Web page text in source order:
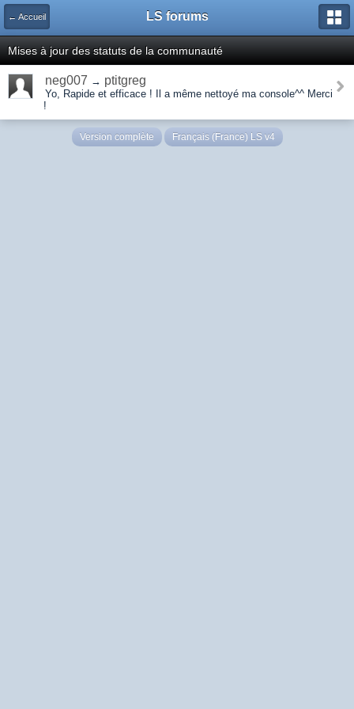
← Accueil LS forums
Mises à jour des statuts de la communauté
neg007 → ptitgreg
Yo, Rapide et efficace ! Il a même nettoyé ma console^^ Merci
!
Version complète Français (France) LS v4